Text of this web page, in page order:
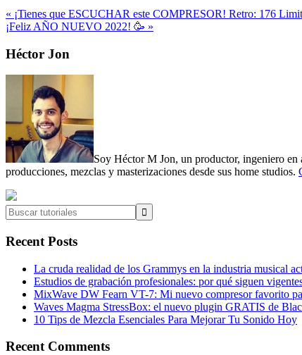
Previous
Post:
« ¡Tienes que ESCUCHAR este COMPRESOR! Retro: 176
Next
¡Feliz AÑO NUEVO 2022! 🥳 »
Primary
Sidebar
Héctor Jon
Soy Héctor M Jon, un productor, ingeniero en
producciones, mezclas y masterizaciones desde sus home studios.
Buscar
tutoriales
Recent Posts
La cruda realidad de los Grammys en la industria musical
Estudios de grabación profesionales: por qué siguen
MixWave DW Fearn VT-7: Mi nuevo compresor favorito
Waves Magma StressBox: el nuevo plugin GRATIS de
10 Tips de Mezcla Esenciales Para Mejorar Tu Sonido Hoy
Recent Comments